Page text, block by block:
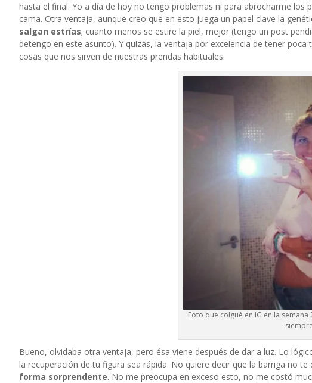
hasta el final. Yo a día de hoy no tengo problemas ni para abrocharme
cama. Otra ventaja, aunque creo que en esto juega un papel clave la
salgan estrías; cuanto menos se estire la piel, mejor (tengo un post
detengo en este asunto). Y quizás, la ventaja por excelencia de tener
cosas que nos sirven de nuestras prendas habituales.
Foto que colgué en IG en la
Bueno, olvidaba otra ventaja, pero ésa viene después de dar a luz. Lo
la recuperación de tu figura sea rápida. No quiere decir que la barriga no te
forma sorprendente. No me preocupa en exceso esto, no me costó